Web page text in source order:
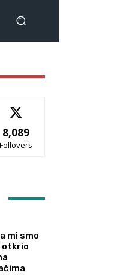
8,089
Follovers
mi smo
otkrio